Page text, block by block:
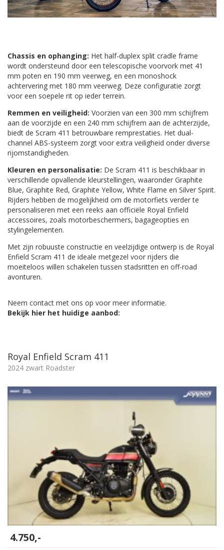
Chassis en ophanging: Het half-duplex split cradle frame
wordt ondersteund door een telescopische voorvork met 41
mm poten en 190 mm veerweg, en een monoshock
achtervering met 180 mm veerweg. Deze configuratie zorgt
voor een soepele rit op ieder terrein.
Remmen en veiligheid: Voorzien van een 300 mm schijfrem
aan de voorzijde en een 240 mm schijfrem aan de achterzijde,
biedt de Scram 411 betrouwbare remprestaties. Het dual-
channel ABS-systeem zorgt voor extra veiligheid onder diverse
rijomstandigheden.
Kleuren en personalisatie: De Scram 411 is beschikbaar in
verschillende opvallende kleurstellingen, waaronder Graphite
Blue, Graphite Red, Graphite Yellow, White Flame en Silver Spirit.
Rijders hebben de mogelijkheid om de motorfiets verder te
personaliseren met een reeks aan officiële Royal Enfield
accessoires, zoals motorbeschermers, bagageopties en
stylingelementen.
Met zijn robuuste constructie en veelzijdige ontwerp is de Royal
Enfield Scram 411 de ideale metgezel voor rijders die
moeiteloos willen schakelen tussen stadsritten en off-road
avonturen.
Neem contact met ons op voor meer informatie.
Bekijk hier het huidige aanbod:
Royal Enfield Scram 411
2024 zwart Roadster
4.750,-